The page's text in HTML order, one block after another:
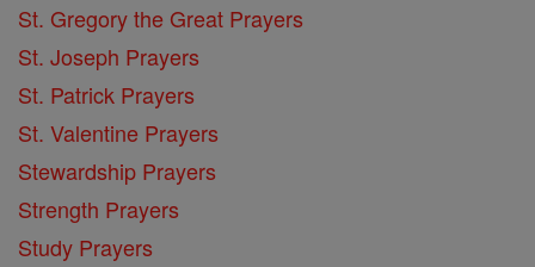
St. Gregory the Great Prayers
St. Joseph Prayers
St. Patrick Prayers
St. Valentine Prayers
Stewardship Prayers
Strength Prayers
Study Prayers